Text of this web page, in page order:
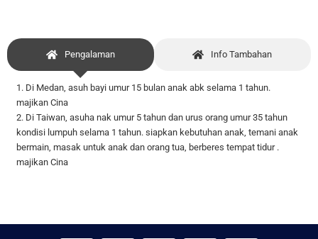
Pengalaman Info Tambahan
1. Di Medan, asuh bayi umur 15 bulan anak abk selama 1 tahun.
majikan Cina
2. Di Taiwan, asuha nak umur 5 tahun dan urus orang umur 35 tahun
kondisi lumpuh selama 1 tahun. siapkan kebutuhan anak, temani anak
bermain, masak untuk anak dan orang tua, berberes tempat tidur .
majikan Cina